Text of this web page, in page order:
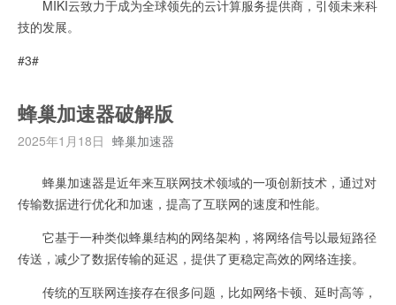
MIKI云致力于成为全球领先的云计算服务提供商，引领未来科
技的发展。
#3#
蜂巢加速器破解版
2025年1月18日 蜂巢加速器
蜂巢加速器是近年来互联网技术领域的一项创新技术，通过对
传输数据进行优化和加速，提高了互联网的速度和性能。
它基于一种类似蜂巢结构的网络架构，将网络信号以最短路径
传送，减少了数据传输的延迟，提供了更稳定高效的网络连接。
传统的互联网连接存在很多问题，比如网络卡顿、延时高等，